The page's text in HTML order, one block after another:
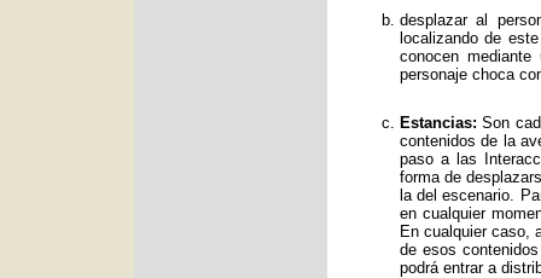
desplazar al
localizando de
conocen
personaje choca
Estancias: Son
contenidos de la
paso a las
forma de
la del escenario.
en cualquier
En cualquier caso,
de esos
podrá entrar a